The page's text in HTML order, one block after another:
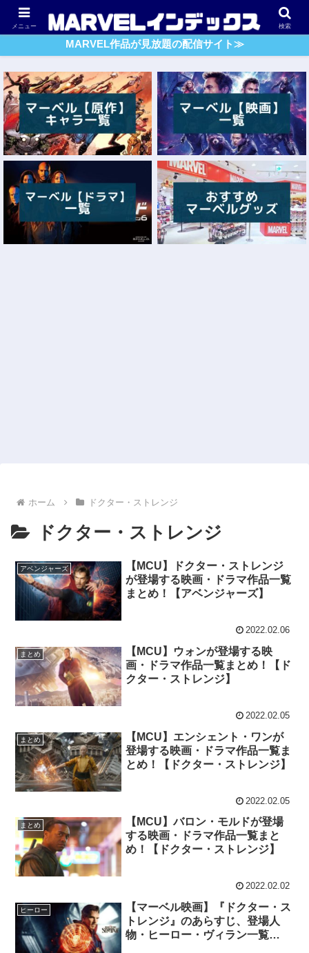
アベンジャーズ スパイダーマン ガーディアンズ・O・G
MARVEL作品が見放題の配信サイト≫
ホーム ドクター・ストレンジ
ドクター・ストレンジ
アベンジャーズ
【MCU】ドクター・ストレンジ
が登場する映画・ドラマ作品一覧
まとめ！【アベンジャーズ】
2022.02.06
まとめ
【MCU】ウォンが登場する映
画・ドラマ作品一覧まとめ！【ド
クター・ストレンジ】
2022.02.05
まとめ
【MCU】エンシェント・ワンが
登場する映画・ドラマ作品一覧ま
とめ！【ドクター・ストレンジ】
2022.02.05
まとめ
【MCU】バロン・モルドが登場
する映画・ドラマ作品一覧まと
め！【ドクター・ストレンジ】
2022.02.02
ヒーロー
【マーベル映画】『ドクター・ス
トレンジ』のあらすじ、登場人
物・ヒーロー・ヴィラン一覧
メニュー 検索